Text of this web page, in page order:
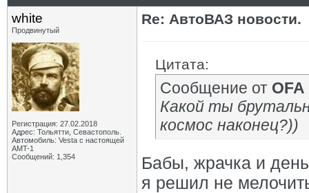
white
Продвинутый
Регистрация: 27.02.2018
Адрес: Тольятти, Севастополь.
Автомобиль: Vesta с настоящей
AMT-1
Сообщений: 1,354
Re: АвтоВАЗ новости.
Цитата:
Сообщение от OFA
Какой ты
космос наконец?))
Бабы, жрачка и
я решил не